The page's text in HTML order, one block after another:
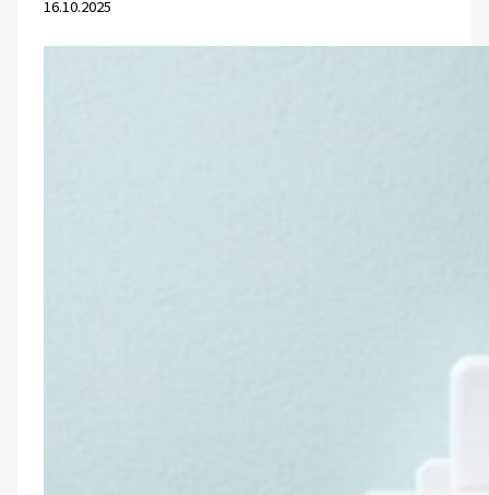
16.10.2025